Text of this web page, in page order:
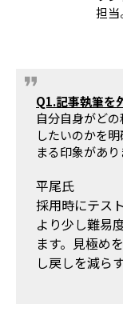
担当
Q1.記事執筆を
自分自身がど
したいのかを
まる印象があり
平尾氏
採用時にテス
より少し難易
ます。見極め
し戻しを減ら